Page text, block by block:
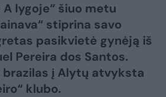
lygoje“ šiuo metu
stiprina savo
pasikvietė gynėją iš
Pereira dos Santos.
į Alytų atvyksta
klubo.